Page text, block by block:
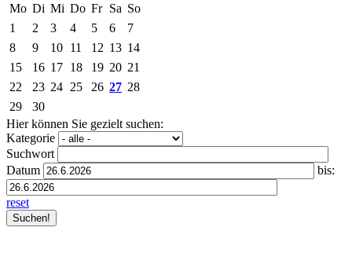
Mo Di Mi Do Fr Sa So
1
2 3 4 5 6
7
8
9 10 11 12 13 14
15
16 17 18 19 20 21
22
23 24 25 26 27 28
29
30
Hier können Sie gezielt suchen:
Kategorie
Suchwort
Datum
bis:
reset